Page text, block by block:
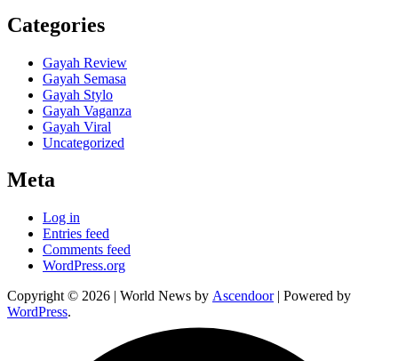
Categories
Gayah Review
Gayah Semasa
Gayah Stylo
Gayah Vaganza
Gayah Viral
Uncategorized
Meta
Log in
Entries feed
Comments feed
WordPress.org
Copyright © 2026 | World News by Ascendoor| Powered by
WordPress.